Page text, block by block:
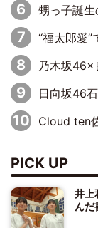
甥っ子誕生の松田好花、
“福太郎愛”で話題…
乃木坂46×ビルディ
日向坂46石塚瑶季、東京ドー
Cloud ten佐藤流星
PICK UP
井上
んだ